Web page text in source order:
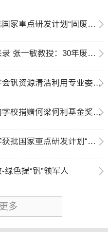
国家科技部：张一敏教授入选国家重点研发计划“固废资源化”重点专项总体专家组
湖北卫视：爱国知识分子风采录 张一敏教授：30年废寝忘食 绿色提“钒”精忠报国
国家科技部：中国有色金属学会钒资源清洁利用专业委员会成立大会暨钒资源高效利用湖北省协同创新中心2018年专家委员会在武汉召开
武汉科技大学：张一敏教授向学校捐赠何梁何利基金奖奖金
中国教育在线：武汉科技大学获批国家重点研发计划“固废资源化”重点专项2018年度项目
色提“钒”领军人
多